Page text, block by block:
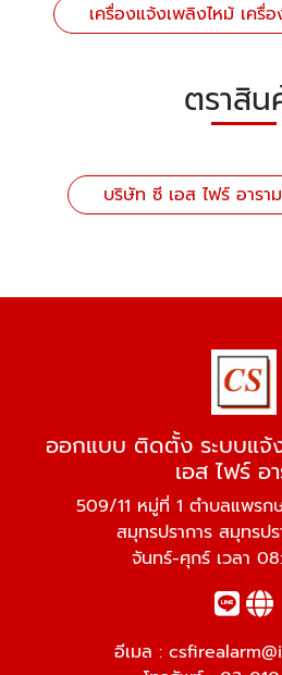
เครื่องแจ้งเพลิงไหม้ เครื่
ตราสิน
บริษัท ซี เอส ไฟร์ อารา
ออกแบบ ติดตั้ง ระบบแจ้
เอส ไฟร์ อ
509/11 หมู่ที่ 1 ตำบลแพรก
สมุทรปราการ สมุทรป
จันทร์-ศุกร์ เวลา
อีเมล :